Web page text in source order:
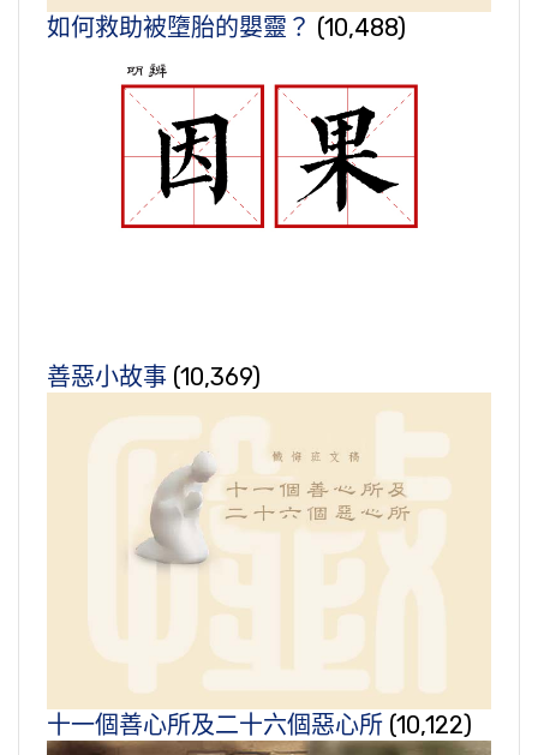
如何救助被墮胎的嬰靈？ (10,488)
善惡小故事 (10,369)
十一個善心所及二十六個惡心所 (10,122)